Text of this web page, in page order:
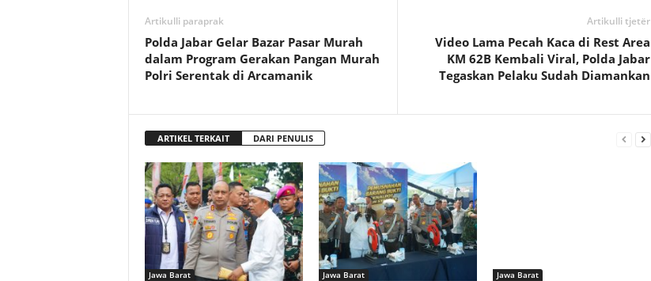
Artikulli paraprak
Polda Jabar Gelar Bazar Pasar Murah
dalam Program Gerakan Pangan Murah
Polri Serentak di Arcamanik
Artikulli tjetër
Video Lama Pecah Kaca di Rest Area
KM 62B Kembali Viral, Polda Jabar
Tegaskan Pelaku Sudah Diamankan
ARTIKEL TERKAIT DARI PENULIS
Jawa Barat Jawa Barat Jawa Barat